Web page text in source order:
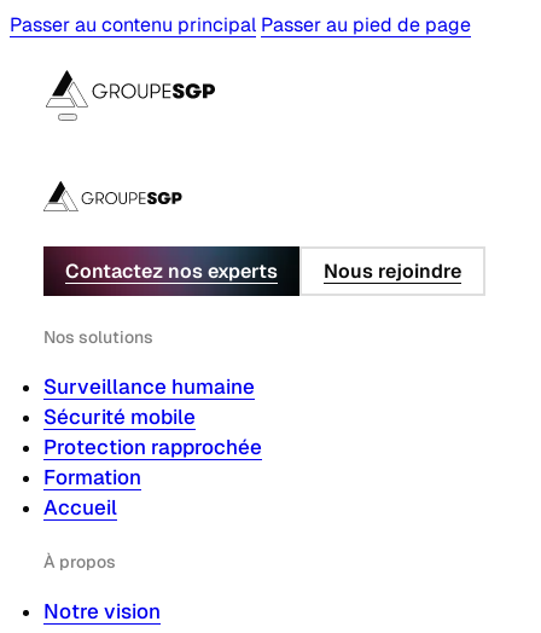
Passer au contenu principal Passer au pied de page
Contactez nos experts Nous rejoindre
Nos solutions
Surveillance humaine
Sécurité mobile
Protection rapprochée
Formation
Accueil
À propos
Notre vision